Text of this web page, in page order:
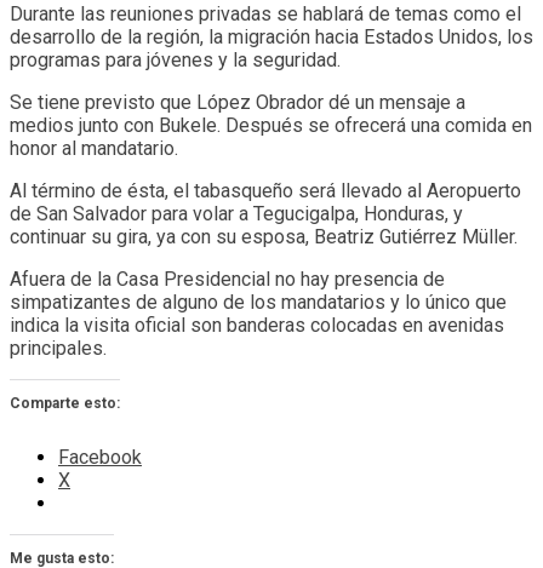
Durante las reuniones privadas se hablará de temas como el
desarrollo de la región, la migración hacia Estados Unidos, los
programas para jóvenes y la seguridad.
Se tiene previsto que López Obrador dé un mensaje a
medios junto con Bukele. Después se ofrecerá una comida en
honor al mandatario.
Al término de ésta, el tabasqueño será llevado al Aeropuerto
de San Salvador para volar a Tegucigalpa, Honduras, y
continuar su gira, ya con su esposa, Beatriz Gutiérrez Müller.
Afuera de la Casa Presidencial no hay presencia de
simpatizantes de alguno de los mandatarios y lo único que
indica la visita oficial son banderas colocadas en avenidas
principales.
Comparte esto:
Facebook
X
Me gusta esto: